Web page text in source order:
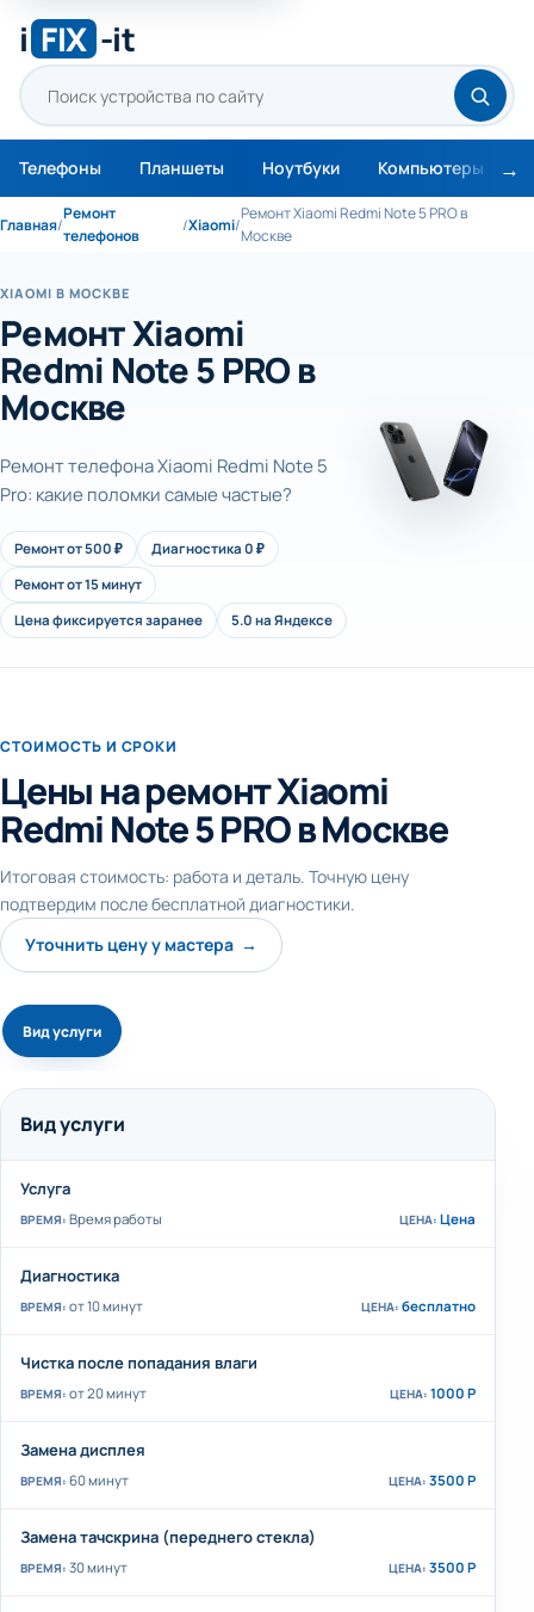
i FIX -it
Телефоны Планшеты Ноутбуки Компьютеры
Главная/
Ремонт
телефонов
/Xiaomi/
Ремонт Xiaomi Redmi Note 5 PRO в
Москве
XIAOMI В МОСКВЕ
Ремонт Xiaomi
Redmi Note 5 PRO в
Москве
Ремонт телефона Xiaomi Redmi Note 5
Pro: какие поломки самые частые?
Ремонт от 500 ₽
Диагностика 0 ₽
Ремонт от 15 минут
Цена фиксируется заранее
5.0 на Яндексе
СТОИМОСТЬ И СРОКИ
Цены на ремонт Xiaomi
Redmi Note 5 PRO в Москве
Итоговая стоимость: работа и деталь. Точную цену
подтвердим после бесплатной диагностики.
Уточнить цену у мастера →
Вид услуги
Вид услуги
Услуга
Время работы Цена
Диагностика
от 10 минут бесплатно
Чистка после попадания влаги
от 20 минут 1000 Р
Замена дисплея
60 минут 3500 Р
Замена тачскрина (переднего стекла)
30 минут 3500 Р